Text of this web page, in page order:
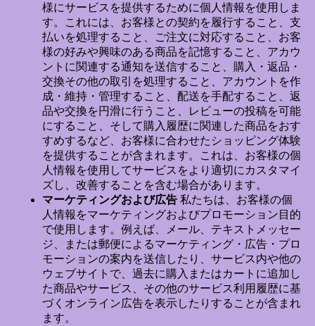
様にサービスを提供するために個人情報を使用しま
す。これには、お客様との契約を履行すること、支
払いを処理すること、ご注文に対応すること、お客
様の好みや興味のある商品を記憶すること、アカウ
ントに関連する通知を送信すること、購入・返品・
交換その他の取引を処理すること、アカウントを作
成・維持・管理すること、配送を手配すること、返
品や交換を円滑に行うこと、レビューの投稿を可能
にすること、そして購入履歴に関連した商品をおす
すめするなど、お客様に合わせたショッピング体験
を提供することが含まれます。これは、お客様の個
人情報を使用してサービスをより適切にカスタマイ
ズし、改善することを含む場合があります。
マーケティングおよび広告 私たちは、お客様の個
人情報をマーケティングおよびプロモーション目的
で使用します。例えば、メール、テキストメッセー
ジ、または郵便によるマーケティング・広告・プロ
モーションの案内を送信したり、サービス内や他の
ウェブサイトで、過去に購入またはカートに追加し
た商品やサービス、その他のサービス利用履歴に基
づくオンライン広告を表示したりすることが含まれ
ます。